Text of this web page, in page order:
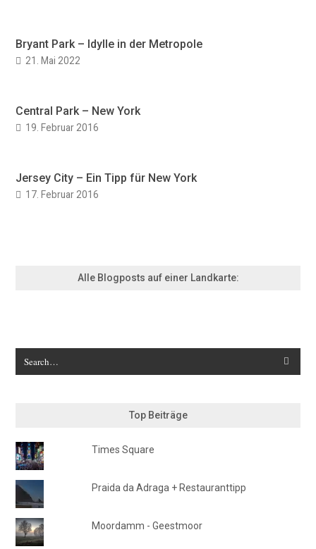
Bryant Park – Idylle in der Metropole
21. Mai 2022
Central Park – New York
19. Februar 2016
Jersey City – Ein Tipp für New York
17. Februar 2016
Alle Blogposts auf einer Landkarte:
Top Beiträge
Times Square
Praida da Adraga + Restauranttipp
Moordamm - Geestmoor